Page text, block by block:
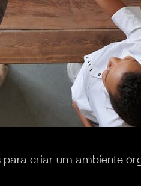
criar um ambiente